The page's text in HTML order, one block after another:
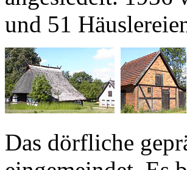
und 51
Das dörfliche